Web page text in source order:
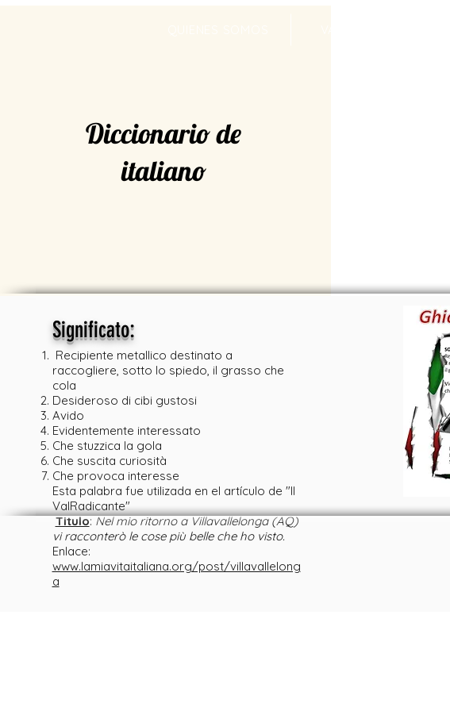
Diccionario de
italiano
Significato:
Recipiente metallico destinato a
raccogliere, sotto lo spiedo, il grasso che
cola
Desideroso di cibi gustosi
Avido
Evidentemente interessato
Che stuzzica la gola
Che suscita curiosità
Che provoca interesse
Esta palabra fue utilizada en el artículo de "Il
ValRadicante"
Titulo:Nel mio ritorno a Villavallelonga (AQ)
vi racconterò le cose più belle che ho visto.
Enlace:
www.lamiavitaitaliana.org/post/villavallelong
a